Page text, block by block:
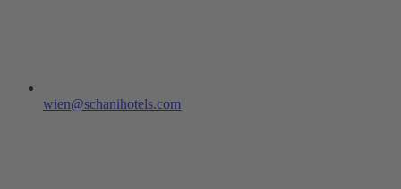
wien@schanihotels.com